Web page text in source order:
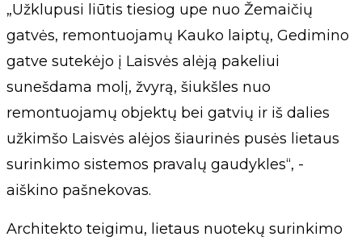
„Užklupusi liūtis tiesiog upe nuo Žemaičių
gatvės, remontuojamų Kauko laiptų, Gedimino
gatve sutekėjo į Laisvės alėją pakeliui
sunešdama molį, žvyrą, šiukšles nuo
remontuojamų objektų bei gatvių ir iš dalies
užkimšo Laisvės alėjos šiaurinės pusės lietaus
surinkimo sistemos pravalų gaudykles“, -
aiškino pašnekovas.
Architekto teigimu, lietaus nuotekų surinkimo